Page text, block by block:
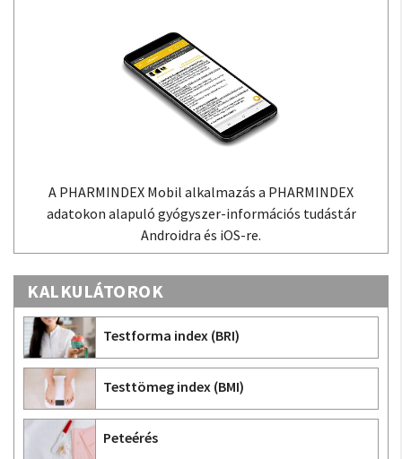
A PHARMINDEX Mobil alkalmazás a PHARMINDEX
adatokon alapuló gyógyszer-információs tudástár
Androidra és iOS-re.
KALKULÁTOROK
Testforma index (BRI)
Testtömeg index (BMI)
Peteérés